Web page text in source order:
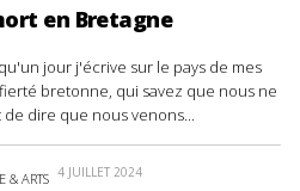
en Bretagne
jour j'écrive sur le pays de mes
bretonne, qui savez que nous ne
dire que nous venons...
& ARTS 4 JUILLET 2024